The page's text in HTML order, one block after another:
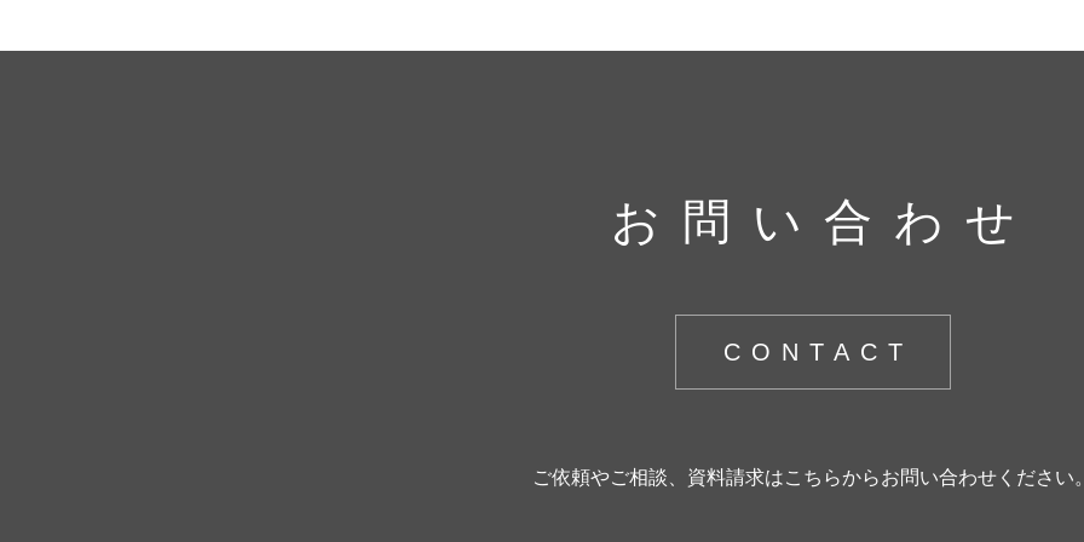
お問い合わせ
CONTACT
ご依頼やご相談、資料請求はこちらからお問い合わせください